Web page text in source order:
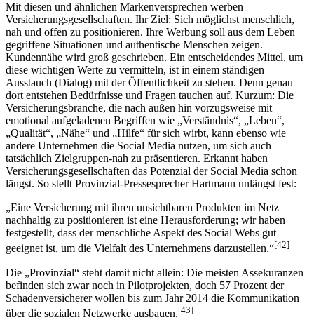
Mit diesen und ähnlichen Markenversprechen werben
Versicherungsgesellschaften. Ihr Ziel: Sich möglichst menschlich,
nah und offen zu positionieren. Ihre Werbung soll aus dem Leben
gegriffene Situationen und authentische Menschen zeigen.
Kundennähe wird groß geschrieben. Ein entscheidendes Mittel, um
diese wichtigen Werte zu vermitteln, ist in einem ständigen
Ausstauch (Dialog) mit der Öffentlichkeit zu stehen. Denn genau
dort entstehen Bedürfnisse und Fragen tauchen auf. Kurzum: Die
Versicherungsbranche, die nach außen hin vorzugsweise mit
emotional aufgeladenen Begriffen wie „Verständnis“, „Leben“,
„Qualität“, „Nähe“ und „Hilfe“ für sich wirbt, kann ebenso wie
andere Unternehmen die Social Media nutzen, um sich auch
tatsächlich Zielgruppen-nah zu präsentieren. Erkannt haben
Versicherungsgesellschaften das Potenzial der Social Media schon
längst. So stellt Provinzial-Pressesprecher Hartmann unlängst fest:
„Eine Versicherung mit ihren unsichtbaren Produkten im Netz
nachhaltig zu positionieren ist eine Herausforderung; wir haben
festgestellt, dass der menschliche Aspekt des Social Webs gut
geeignet ist, um die Vielfalt des Unternehmens darzustellen.“[42]
Die „Provinzial“ steht damit nicht allein: Die meisten Assekuranzen
befinden sich zwar noch in Pilotprojekten, doch 57 Prozent der
Schadenversicherer wollen bis zum Jahr 2014 die Kommunikation
über die sozialen Netzwerke ausbauen.[43]